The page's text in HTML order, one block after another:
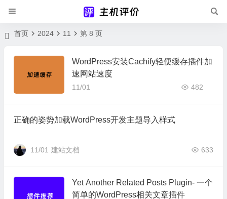
首页 2024 11 第 8 页
WordPress安装Cachify轻便缓存插件加
速网站速度
11/01 482
正确的姿势加载WordPress开发主题导入样式
11/01 建站文档 633
Yet Another Related Posts Plugin- 一个
简单的WordPress相关文章插件